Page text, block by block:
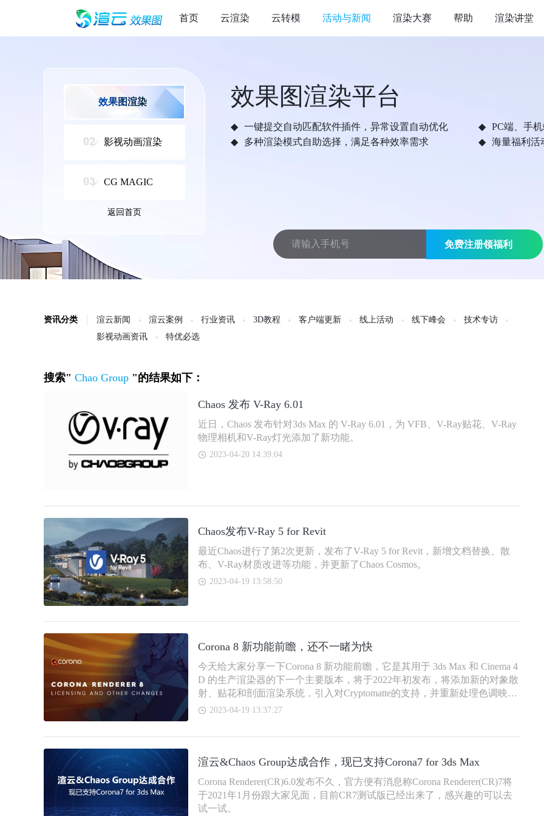
首页 云渲染 云转模 活动与新闻 渲染大赛 帮助 渲染讲堂
效果图渲染
影视动画渲染
CG MAGIC
返回首页
效果图渲染平台
一键提交自动匹配软件插件，异常设置自动优化
PC端、手
多种渲染模式自助选择，满足各种效率需求
海量福利活
免费注册领福利
资讯分类 渲云新闻 渲云案例 行业资讯 3D教程 客户端更新 线上活动 线下峰会
技术专访
影视动画资讯
特优必选
搜索" Chao Group "的结果如下：
Chaos 发布 V-Ray 6.01
近日，Chaos 发布针对3ds Max 的 V-Ray 6.01，为 VFB、V-Ray贴花、V-Ray
物理相机和V-Ray灯光添加了新功能。
2023-04-20 14:39:04
Chaos发布V-Ray 5 for Revit
最近Chaos进行了第2次更新，发布了V-Ray 5 for Revit，新增文档替换、散
布、V-Ray材质改进等功能，并更新了Chaos Cosmos。
2023-04-19 13:58:50
Corona 8 新功能前瞻，还不一睹为快
今天给大家分享一下Corona 8 新功能前瞻，它是其用于 3ds Max 和 Cinema 4
D 的生产渲染器的下一个主要版本，将于2022年初发布，将添加新的对象散
射、贴花和剖面渲染系统，引入对Cryptomatte的支持，并重新处理色调映
射。2023-04-19 13:37:27
渲云&Chaos Group达成合作，现已支持Corona7 for 3ds Max
Corona Renderer(CR)6.0发布不久，官方便有消息称Corona Renderer(CR)7将
于2021年1月份跟大家见面，目前CR7测试版已经出来了，感兴趣的可以去
试一试。